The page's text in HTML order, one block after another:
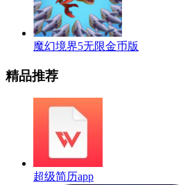
魔幻境界5无限金币版
精品推荐
超级简历app